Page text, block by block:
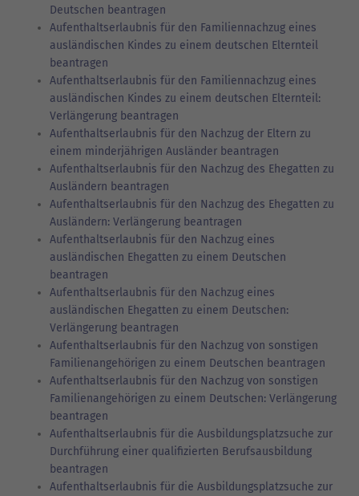
Deutschen beantragen
Aufenthaltserlaubnis für den Familiennachzug eines
ausländischen Kindes zu einem deutschen Elternteil
beantragen
Aufenthaltserlaubnis für den Familiennachzug eines
ausländischen Kindes zu einem deutschen Elternteil:
Verlängerung beantragen
Aufenthaltserlaubnis für den Nachzug der Eltern zu
einem minderjährigen Ausländer beantragen
Aufenthaltserlaubnis für den Nachzug des Ehegatten zu
Ausländern beantragen
Aufenthaltserlaubnis für den Nachzug des Ehegatten zu
Ausländern: Verlängerung beantragen
Aufenthaltserlaubnis für den Nachzug eines
ausländischen Ehegatten zu einem Deutschen
beantragen
Aufenthaltserlaubnis für den Nachzug eines
ausländischen Ehegatten zu einem Deutschen:
Verlängerung beantragen
Aufenthaltserlaubnis für den Nachzug von sonstigen
Familienangehörigen zu einem Deutschen beantragen
Aufenthaltserlaubnis für den Nachzug von sonstigen
Familienangehörigen zu einem Deutschen: Verlängerung
beantragen
Aufenthaltserlaubnis für die Ausbildungsplatzsuche zur
Durchführung einer qualifizierten Berufsausbildung
beantragen
Aufenthaltserlaubnis für die Ausbildungsplatzsuche zur